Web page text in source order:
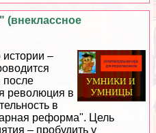
(внеклассное
–
после
революция в
в
реформа". Цель
– пробудить у